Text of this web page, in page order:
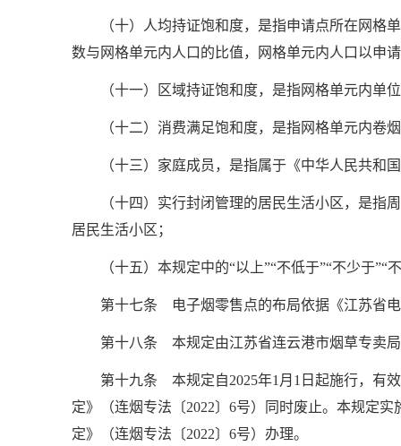
（十）人均持证饱和度，是指申请点所在网
数与网格单元内人口的比值，网格单元内人口以申
（十一）区域持证饱和度，是指网格单元内单
（十二）消费满足饱和度，是指网格单元内卷
（十三）家庭成员，是指属于《中华人民共和
（十四）实行封闭管理的居民生活小区，是
居民生活小区；
（十五）本规定中的“以上”“不低于”“不少于
第十七条 电子烟零售点的布局依据《江苏省
第十八条 本规定由江苏省连云港市烟草专卖
第十九条 本规定自2025年1月1日起施行，有
定》（连烟专法〔2022〕6号）同时废止。本规定
定》（连烟专法〔2022〕6号）办理。